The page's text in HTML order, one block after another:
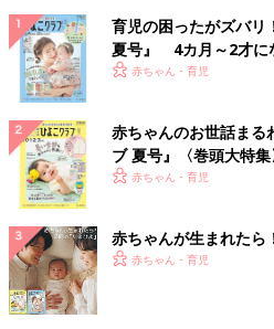
育児の困ったがズバリ
夏号』 4カ月～2才に
いっぱい！
赤ちゃん・育児
赤ちゃんのお世話まる
ブ 夏号』〈巻頭大特
く！ おっぱい・ミルク
赤ちゃん・育児
赤ちゃんが生まれたら
赤ちゃん・育児